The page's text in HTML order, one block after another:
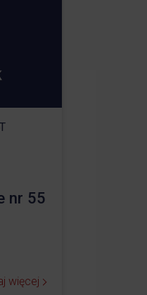
nr 55
więcej